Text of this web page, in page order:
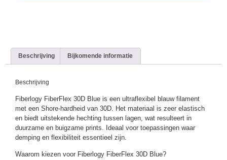
Beschrijving Bijkomende informatie
Beschrijving
Fiberlogy FiberFlex 30D Blue is een ultraflexibel blauw filament
met een Shore-hardheid van 30D. Het materiaal is zeer elastisch
en biedt uitstekende hechting tussen lagen, wat resulteert in
duurzame en buigzame prints. Ideaal voor toepassingen waar
demping en flexibiliteit essentieel zijn.
Waarom kiezen voor Fiberlogy FiberFlex 30D Blue?